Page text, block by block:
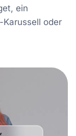
ein
Karussell oder